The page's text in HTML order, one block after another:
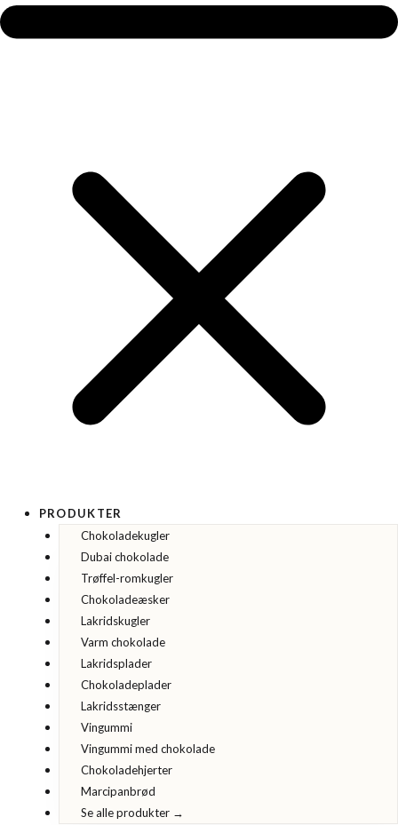
PRODUKTER
Chokoladekugler
Dubai chokolade
Trøffel-romkugler
Chokoladeæsker
Lakridskugler
Varm chokolade
Lakridsplader
Chokoladeplader
Lakridsstænger
Vingummi
Vingummi med chokolade
Chokoladehjerter
Marcipanbrød
Se alle produkter →